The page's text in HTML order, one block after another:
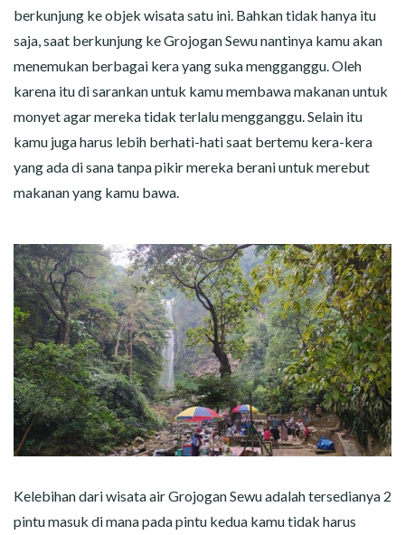
berkunjung ke objek wisata satu ini. Bahkan tidak hanya itu
saja, saat berkunjung ke Grojogan Sewu nantinya kamu akan
menemukan berbagai kera yang suka mengganggu. Oleh
karena itu di sarankan untuk kamu membawa makanan untuk
monyet agar mereka tidak terlalu mengganggu. Selain itu
kamu juga harus lebih berhati-hati saat bertemu kera-kera
yang ada di sana tanpa pikir mereka berani untuk merebut
makanan yang kamu bawa.
Kelebihan dari wisata air Grojogan Sewu adalah tersedianya 2
pintu masuk di mana pada pintu kedua kamu tidak harus